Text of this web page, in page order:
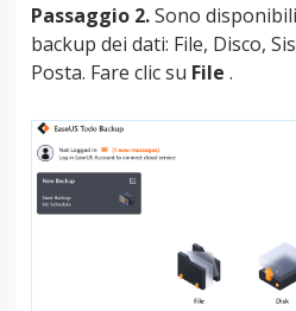
Passaggio 2.Sono
backup dei dati: File, Disco,
Posta. Fare clic su File .